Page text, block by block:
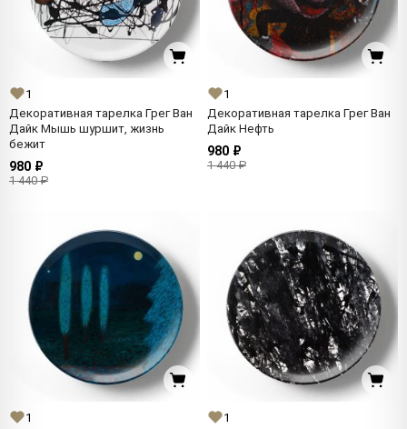
1
Декоративная тарелка Грег Ван
Дайк Мышь шуршит, жизнь
бежит
980 ₽
1 440 ₽
1
Декоративная тарелка Грег Ван
Дайк Нефть
980 ₽
1 440 ₽
1
1